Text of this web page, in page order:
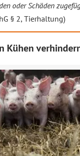
oder Schäden
§ 2, Tierhaltung)
Kühen